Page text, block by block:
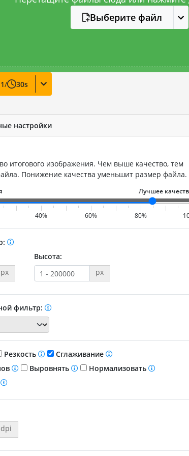
Выберите файл
1/ 30s
настройки
итогового изображения. Чем выше качество, тем
Понижение качества уменьшит размер файла.
40% 60% 80%
px
Высота:
px
фильтр:
Резкость
Сглаживание
Выровнять
Нормализовать
dpi